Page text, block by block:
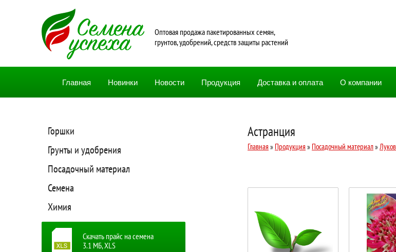
Oптовая продажа пакетированных семян,
грунтов, удобрений, средств защиты растений
Главная Новинки Новости Продукция Доставка и оплата О компании
Горшки
Грунты и удобрения
Посадочный материал
Семена
Химия
Скачать прайс на семена
3.1 MБ, XLS
Астранция
Главная » Продукция » Посадочный материал»